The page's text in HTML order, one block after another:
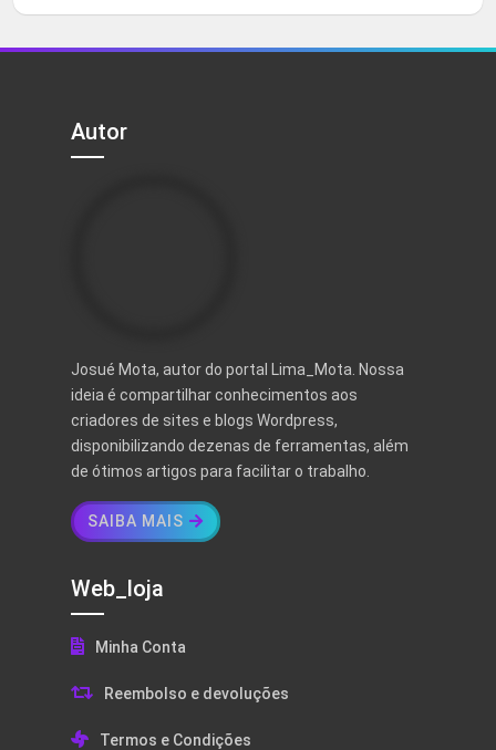
5
original
era:
atual
é:
Autor
Josué Mota, autor do portal Lima_Mota. Nossa
ideia é compartilhar conhecimentos aos
criadores de sites e blogs Wordpress,
disponibilizando dezenas de ferramentas, além
de ótimos artigos para facilitar o trabalho.
SAIBA MAIS
Web_loja
Minha Conta
Reembolso e devoluções
Termos e Condições